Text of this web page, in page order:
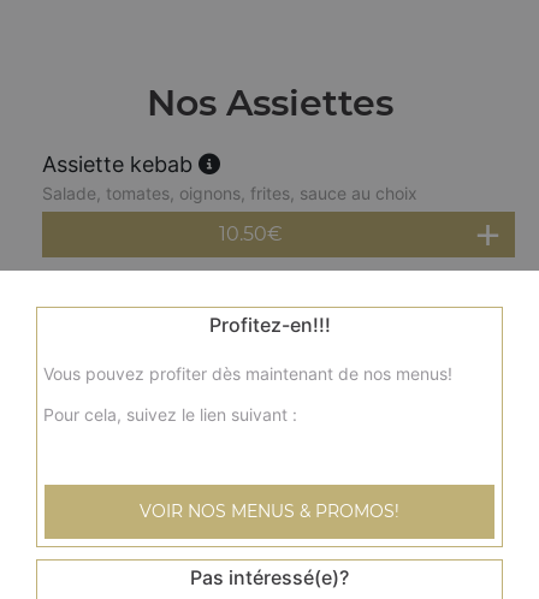
Nos Assiettes
Assiette kebab
Salade, tomates, oignons, frites, sauce au choix
10.50€
Assiette brochette de poulet
Salade, tomates, oignons, frites, sauce au choix
11.50€
Salade, tomates, oignons, frites, sauce au choix
Profitez-en!!!
Vous pouvez profiter dès maintenant de nos menus!
Pour cela, suivez le lien suivant :
VOIR NOS MENUS & PROMOS!
Pas intéressé(e)?